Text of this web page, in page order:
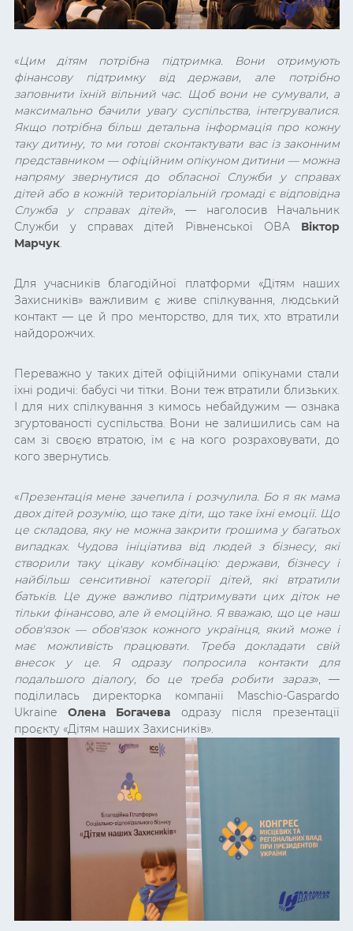
«Цим дітям потрібна підтримка. Вони отримують
фінансову підтримку від держави, але потрібно
заповнити їхній вільний час. Щоб вони не сумували, а
максимально бачили увагу суспільства, інтегрувалися.
Якщо потрібна більш детальна інформація про кожну
таку дитину, то ми готові сконтактувати вас із законним
представником — офіційним опікуном дитини — можна
напряму звернутися до обласної Служби у справах
дітей або в кожній територіальній громаді є відповідна
Служба у справах дітей», — наголосив Начальник
Служби у справах дітей Рівненської ОВА Віктор
Марчук.
Для учасників благодійної платформи «Дітям наших
Захисників» важливим є живе спілкування, людський
контакт — це й про менторство, для тих, хто втратили
найдорожчих.
Переважно у таких дітей офіційними опікунами стали
їхні родичі: бабусі чи тітки. Вони теж втратили близьких.
І для них спілкування з кимось небайдужим — ознака
згуртованості суспільства. Вони не залишились сам на
сам зі своєю втратою, їм є на кого розраховувати, до
кого звернутись.
«Презентація мене зачепила і розчулила. Бо я як мама
двох дітей розумію, що таке діти, що таке їхні емоції. Що
це складова, яку не можна закрити грошима у багатьох
випадках. Чудова ініціатива від людей з бізнесу, які
створили таку цікаву комбінацію: держави, бізнесу і
найбільш сенситивної категорії дітей, які втратили
батьків. Це дуже важливо підтримувати цих діток не
тільки фінансово, але й емоційно. Я вважаю, що це наш
обов'язок — обов'язок кожного українця, який може і
має можливість працювати. Треба докладати свій
внесок у це. Я одразу попросила контакти для
подальшого діалогу, бо це треба робити зараз», —
поділилась директорка компанії Maschio-Gaspardo
Ukraine Олена Богачева одразу після презентації
проєкту «Дітям наших Захисників».